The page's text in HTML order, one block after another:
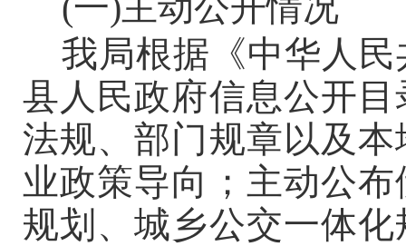
我局根据《中华人
县人民政府信息公开
法规、部门规章以及
业政策导向 ； 主动公
规划、城乡公交一体